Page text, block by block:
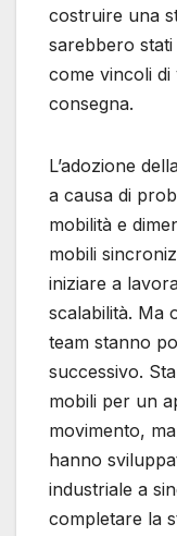
costruire una
sarebbero
come vincoli di
consegna.
L’adozione
a causa di
mobilità e
mobili
iniziare a
scalabilità. Ma
team stanno
successivo.
mobili per un
movimento,
hanno
industriale a
completare la